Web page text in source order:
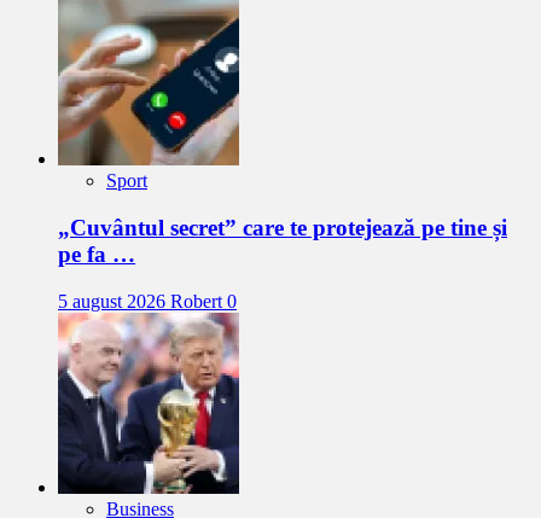
Sport
„Cuvântul secret” care te protejează pe tine și
pe fa …
5 august 2026 Robert 0
Business